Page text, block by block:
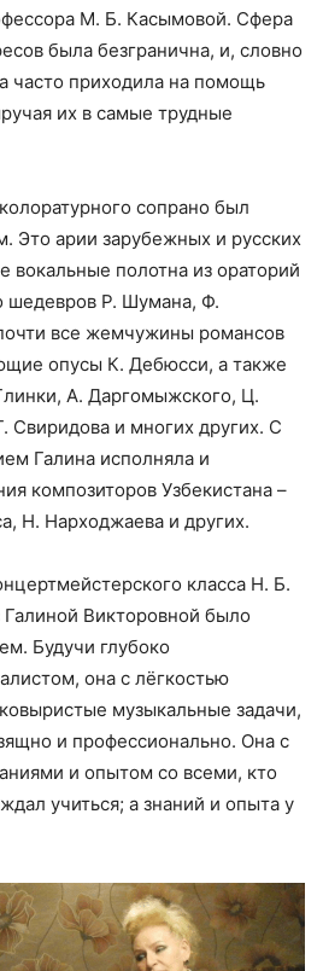
М. Б. Касымовой. Сфера
была безгранична, и, словно
часто приходила на помощь
их в самые трудные
сопрано был
Это арии зарубежных и русских
вокальные полотна из ораторий
шедевров Р. Шумана, Ф.
все жемчужины романсов
опусы К. Дебюсси, а также
А. Даргомыжского, Ц.
Свиридова и многих других. С
Галина исполняла и
композиторов Узбекистана –
Н. Нарходжаева и других.
класса Н. Б.
Галиной Викторовной было
Будучи глубоко
она с лёгкостью
музыкальные задачи,
и профессионально. Она с
и опытом со всеми, кто
учиться; а знаний и опыта у